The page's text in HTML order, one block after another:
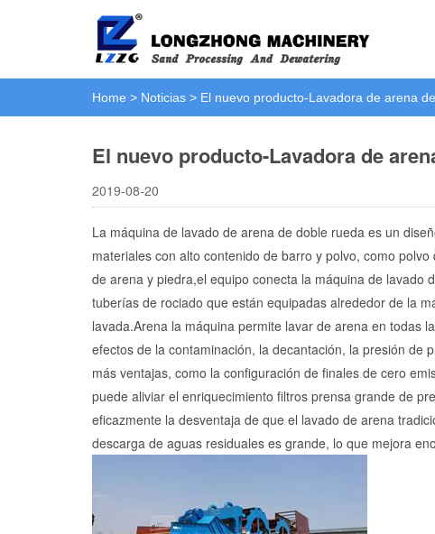
Home > Noticias > El nuevo producto-Lavadora de arena
El nuevo producto-Lavadora de
2019-08-20
La máquina de lavado de arena de doble rueda es un
materiales con alto contenido de barro y polvo, como
de arena y piedra,el equipo conecta la máquina de
tuberías de rociado que están equipadas alrededor de la
lavada.Arena la máquina permite lavar de arena en todas
efectos de la contaminación, la decantación, la presión de
más ventajas, como la configuración de finales de cero
puede aliviar el enriquecimiento filtros prensa grande de
eficazmente la desventaja de que el lavado de arena
descarga de aguas residuales es grande, lo que mejora